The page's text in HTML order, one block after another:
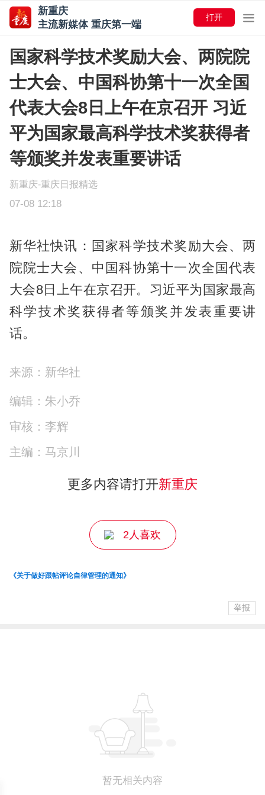
新重庆
主流新媒体 重庆第一端
打开
国家科学技术奖励大会、两院院
士大会、中国科协第十一次全国
代表大会8日上午在京召开 习近
平为国家最高科学技术奖获得者
等颁奖并发表重要讲话
新重庆-重庆日报精选
07-08 12:18
新华社快讯：国家科学技术奖励大会、两
院院士大会、中国科协第十一次全国代表
大会8日上午在京召开。习近平为国家最高
科学技术奖获得者等颁奖并发表重要讲
话。
来源：新华社
编辑：朱小乔
审核：李辉
主编：马京川
更多内容请打开新重庆
2人喜欢
《关于做好跟帖评论自律管理的通知》
举报
暂无相关内容